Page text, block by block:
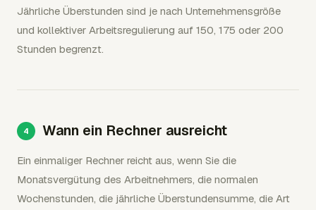
Jährliche Überstunden sind je nach Unternehmensgröße
und kollektiver Arbeitsregulierung auf 150, 175 oder 200
Stunden begrenzt.
Wann ein Rechner ausreicht
Ein einmaliger Rechner reicht aus, wenn Sie die
Monatsvergütung des Arbeitnehmers, die normalen
Wochenstunden, die jährliche Überstundensumme, die Art